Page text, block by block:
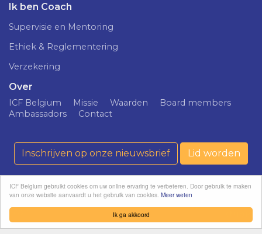
Ik ga akkoord
ICF Belgium gebruikt cookies om uw online ervaring te verbeteren. Door gebruik te maken
van onze website aanvaardt u het gebruik van cookies. Meer weten
Ik ben Coach
Supervisie en Mentoring
Ethiek & Reglementering
Verzekering
Over
ICF Belgium Missie Waarden
Board members
Ambassadors
Contact
Inschrijven op onze nieuwsbrief Lid worden